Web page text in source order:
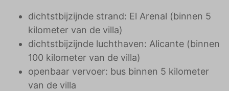
dichtstbijzijnde strand: El Arenal (binnen 5
kilometer van de villa)
dichtstbijzijnde luchthaven: Alicante (binnen
100 kilometer van de villa)
openbaar vervoer: bus binnen 5 kilometer
van de villa